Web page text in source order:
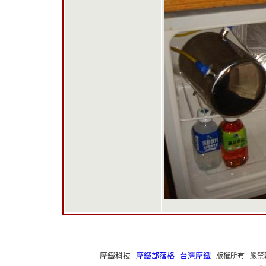
摩鐵科技 摩鐵部落格 台灣摩鐵版權所有 嚴禁